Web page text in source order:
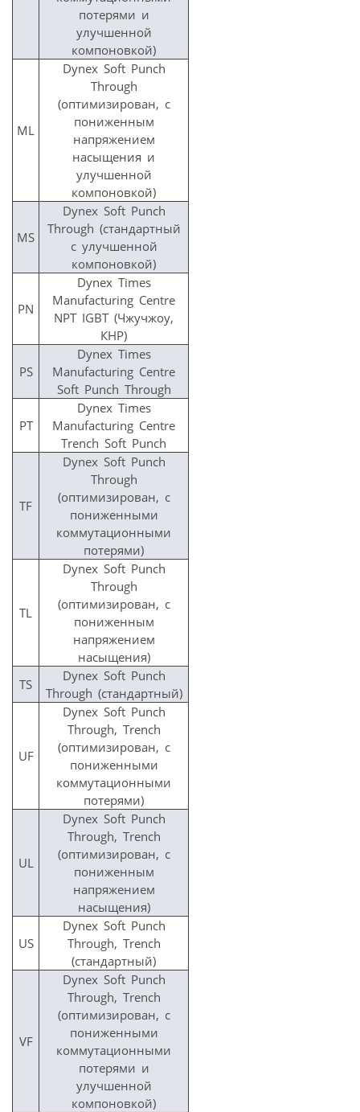
потерями и
улучшенной
компоновкой)
ML
Dynex Soft Punch
Through
(оптимизирован, с
пониженным
напряжением
насыщения и
улучшенной
компоновкой)
MS
Dynex Soft Punch
Through (стандартный
с улучшенной
компоновкой)
PN
Dynex Times
Manufacturing Centre
NPT IGBT (Чжучжоу,
КНР)
PS
Dynex Times
Manufacturing Centre
Soft Punch Through
PT
Dynex Times
Manufacturing Centre
Trench Soft Punch
TF
Dynex Soft Punch
Through
(оптимизирован, с
пониженными
коммутационными
потерями)
TL
Dynex Soft Punch
Through
(оптимизирован, с
пониженным
напряжением
насыщения)
TS
Dynex Soft Punch
Through (стандартный)
UF
Dynex Soft Punch
Through, Trench
(оптимизирован, с
пониженными
коммутационными
потерями)
UL
Dynex Soft Punch
Through, Trench
(оптимизирован, с
пониженным
напряжением
насыщения)
US
Dynex Soft Punch
Through, Trench
(стандартный)
VF
Dynex Soft Punch
Through, Trench
(оптимизирован, с
пониженными
коммутационными
потерями и
улучшенной
компоновкой)